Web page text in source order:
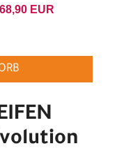
68,90 EUR